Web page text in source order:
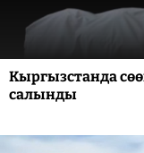
Кыргызстанда
салынды